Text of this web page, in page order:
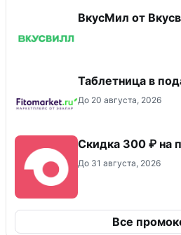
ВкусМил от
Таблетница в
До 20 августа, 2026
Скидка 300 ₽ на
До 31 августа, 2026
Все